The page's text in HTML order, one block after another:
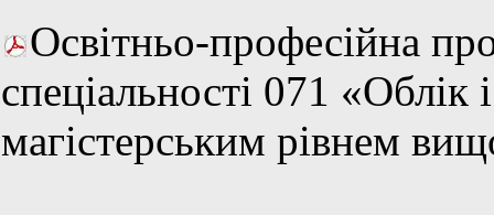
Освітньо-професійна
спеціальності 071 «Облік
магістерським рівнем